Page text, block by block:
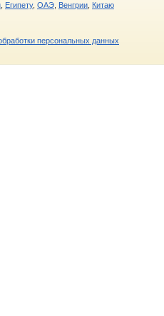
Египету, ОАЭ Венгрии Китаю
персональных данных